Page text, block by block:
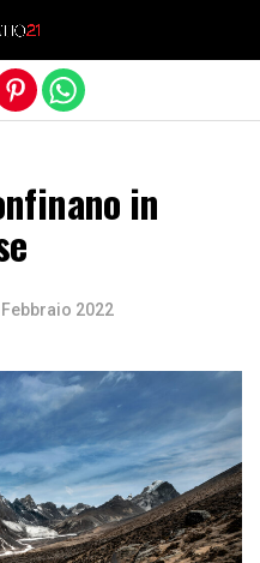
in
Febbraio 2022
version